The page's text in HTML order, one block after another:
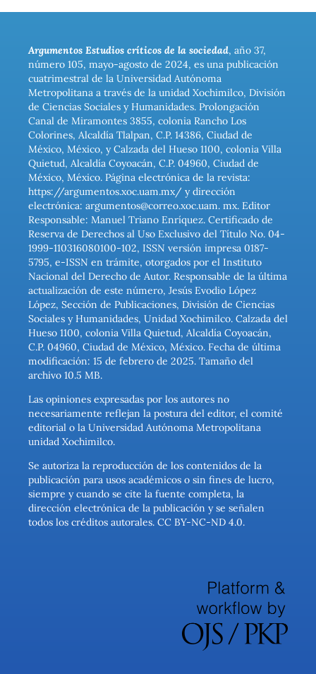
Argumentos Estudios críticos de la sociedad, año 37,
número 105, mayo-agosto de 2024, es una publicación
cuatrimestral de la Universidad Autónoma
Metropolitana a través de la unidad Xochimilco, División
de Ciencias Sociales y Humanidades. Prolongación
Canal de Miramontes 3855, colonia Rancho Los
Colorines, Alcaldía Tlalpan, C.P. 14386, Ciudad de
México, México, y Calzada del Hueso 1100, colonia Villa
Quietud, Alcaldía Coyoacán, C.P. 04960, Ciudad de
México, México. Página electrónica de la revista:
https://argumentos.xoc.uam.mx/ y dirección
electrónica: argumentos@correo.xoc.uam. mx. Editor
Responsable: Manuel Triano Enríquez. Certificado de
Reserva de Derechos al Uso Exclusivo del Título No. 04-
1999-110316080100-102, ISSN versión impresa 0187-
5795, e-ISSN en trámite, otorgados por el Instituto
Nacional del Derecho de Autor. Responsable de la última
actualización de este número, Jesús Evodio López
López, Sección de Publicaciones, División de Ciencias
Sociales y Humanidades, Unidad Xochimilco. Calzada del
Hueso 1100, colonia Villa Quietud, Alcaldía Coyoacán,
C.P. 04960, Ciudad de México, México. Fecha de última
modificación: 15 de febrero de 2025. Tamaño del
archivo 10.5 MB.
Las opiniones expresadas por los autores no
necesariamente reflejan la postura del editor, el comité
editorial o la Universidad Autónoma Metropolitana
unidad Xochimilco.
Se autoriza la reproducción de los contenidos de la
publicación para usos académicos o sin fines de lucro,
siempre y cuando se cite la fuente completa, la
dirección electrónica de la publicación y se señalen
todos los créditos autorales. CC BY-NC-ND 4.0.